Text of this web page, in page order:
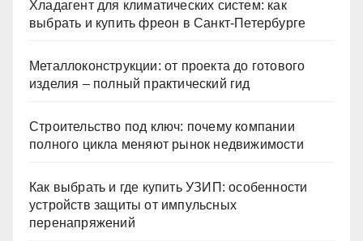
Хладагент для климатических систем: как
выбрать и купить фреон в Санкт-Петербурге
Металлоконструкции: от проекта до готового
изделия – полный практический гид
Строительство под ключ: почему компании
полного цикла меняют рынок недвижимости
Как выбрать и где купить УЗИП: особенности
устройств защиты от импульсных
перенапряжений